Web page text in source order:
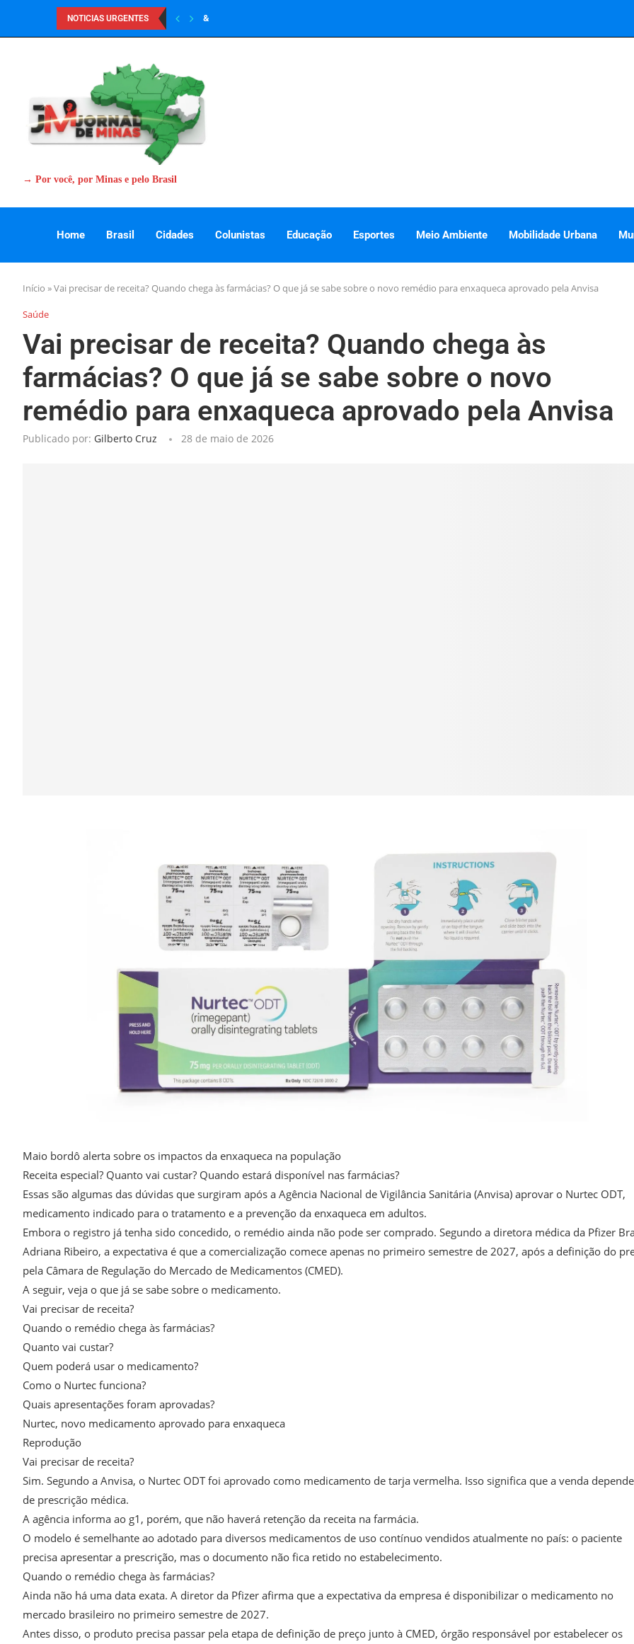
NOTICIAS URGENTES &
→ Por você, por Minas e pelo Brasil
Home Brasil Cidades Colunistas Educação Esportes Meio Ambiente Mobilidade Urbana
Início »Vai precisar de receita? Quando chega às farmácias? O que já se sabe sobre o novo remédio para enxaqueca aprovado pela Anvisa
Saúde
Vai precisar de receita? Quando chega às
farmácias? O que já se sabe sobre o novo
remédio para enxaqueca aprovado pela Anvisa
Publicado por: Gilberto Cruz 28 de maio de 2026
Maio bordô alerta sobre os impactos da enxaqueca na população
Receita especial? Quanto vai custar? Quando estará disponível nas farmácias?
Essas são algumas das dúvidas que surgiram após a Agência Nacional de Vigilância Sanitária (Anvisa) aprovar o Nurtec ODT,
medicamento indicado para o tratamento e a prevenção da enxaqueca em adultos.
Embora o registro já tenha sido concedido, o remédio ainda não pode ser comprado. Segundo a diretora médica da Pfizer
Adriana Ribeiro, a expectativa é que a comercialização comece apenas no primeiro semestre de 2027, após a definição do
pela Câmara de Regulação do Mercado de Medicamentos (CMED).
A seguir, veja o que já se sabe sobre o medicamento.
Vai precisar de receita?
Quando o remédio chega às farmácias?
Quanto vai custar?
Quem poderá usar o medicamento?
Como o Nurtec funciona?
Quais apresentações foram aprovadas?
Nurtec, novo medicamento aprovado para enxaqueca
Reprodução
Vai precisar de receita?
Sim. Segundo a Anvisa, o Nurtec ODT foi aprovado como medicamento de tarja vermelha. Isso significa que a venda
de prescrição médica.
A agência informa ao g1, porém, que não haverá retenção da receita na farmácia.
O modelo é semelhante ao adotado para diversos medicamentos de uso contínuo vendidos atualmente no país: o paciente
precisa apresentar a prescrição, mas o documento não fica retido no estabelecimento.
Quando o remédio chega às farmácias?
Ainda não há uma data exata. A diretor da Pfizer afirma que a expectativa da empresa é disponibilizar o medicamento no
mercado brasileiro no primeiro semestre de 2027.
Antes disso, o produto precisa passar pela etapa de definição de preço junto à CMED, órgão responsável por estabelecer os